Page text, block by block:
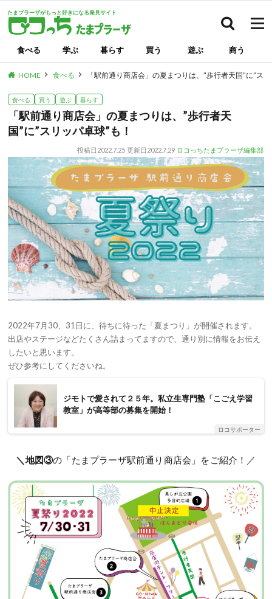
たまプラーザがもっと好きになる発見サイト
食べる 学ぶ 暮らす 買う 遊ぶ 商う
HOME 食べる 「駅前通り商店会」の夏まつりは、”歩行者天国”に”ス
食べる 買う 遊ぶ 暮らす
「駅前通り商店会」の夏まつりは、”歩行者天
国”に”スリッパ卓球”も！
投稿日 2022.7.25 更新日 2022.7.29 ロコっちたまプラーザ編集部
2022年7月30、31日に、待ちに待った「夏まつり」が開催されます。
出店やステージなどたくさん詰まってますので、通り別に情報をお伝え
したいと思います。
ぜひ参考にしてくださいね。
ジモトで愛されて２５年。私立生専門塾「こごえ学習
教室」が高等部の募集を開始！
ロコサポーター
＼地図③の「たまプラーザ駅前通り商店会」をご紹介！／